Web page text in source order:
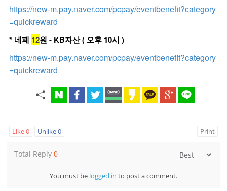
https://new-m.pay.naver.com/pcpay/eventbenefit?category
=quickreward
* 네페 12원 - KB자산 ( 오후 10시 )
https://new-m.pay.naver.com/pcpay/eventbenefit?category
=quickreward
Like0 Unlike0 Print
Total Reply0
You must be logged in to post a comment.